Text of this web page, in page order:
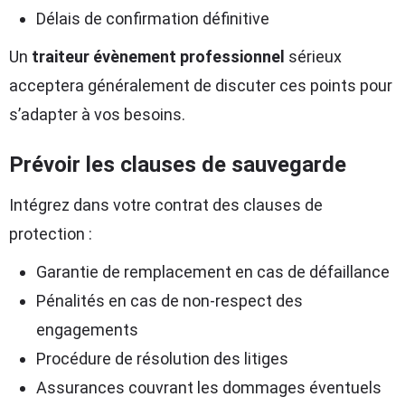
Délais de confirmation définitive
Un traiteur évènement professionnel sérieux
acceptera généralement de discuter ces points pour
s’adapter à vos besoins.
Prévoir les clauses de sauvegarde
Intégrez dans votre contrat des clauses de
protection :
Garantie de remplacement en cas de défaillance
Pénalités en cas de non-respect des
engagements
Procédure de résolution des litiges
Assurances couvrant les dommages éventuels